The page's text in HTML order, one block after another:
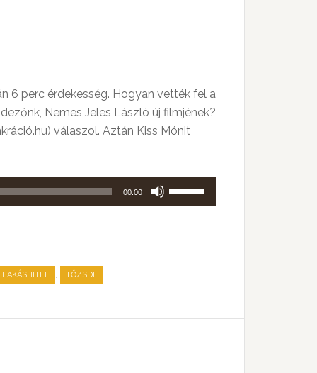
6 perc érdekesség. Hogyan vették fel a
Nemes Jeles László új filmjének?
válaszol. Aztán Kiss Mónit
00:00
hangerő
illetőleg
LAKÁSHITEL , TŐZSDE